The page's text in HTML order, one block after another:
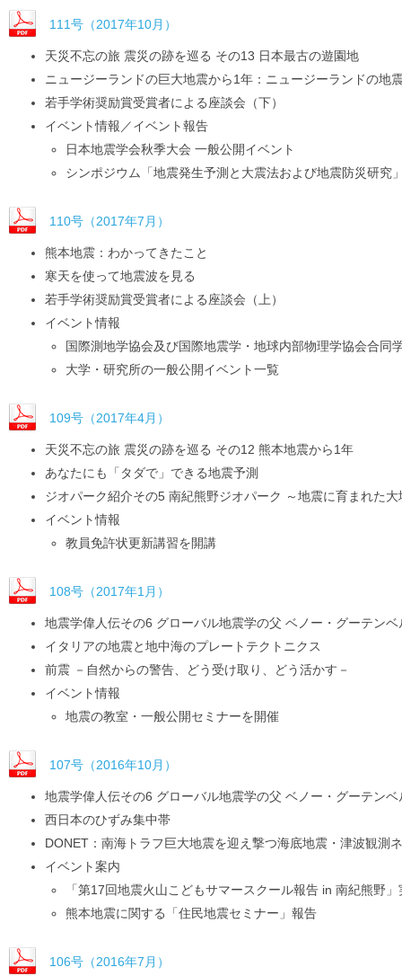
111号（2017年10月）
天災不忘の旅 震災の跡を巡る その13 日本最古の遊園地
ニュージーランドの巨大地震から1年：ニュージーランドの地
若手学術奨励賞受賞者による座談会（下）
イベント情報／イベント報告
日本地震学会秋季大会 一般公開イベント
シンポジウム「地震発生予測と大震法および地震防災研究
110号（2017年7月）
熊本地震：わかってきたこと
寒天を使って地震波を見る
若手学術奨励賞受賞者による座談会（上）
イベント情報
国際測地学協会及び国際地震学・地球内部物理学協会合同
大学・研究所の一般公開イベント一覧
109号（2017年4月）
天災不忘の旅 震災の跡を巡る その12 熊本地震から1年
あなたにも「タダで」できる地震予測
ジオパーク紹介その5 南紀熊野ジオパーク ～地震に育まれた大
イベント情報
教員免許状更新講習を開講
108号（2017年1月）
地震学偉人伝その6 グローバル地震学の父 ベノー・グーテン
イタリアの地震と地中海のプレートテクトニクス
前震 －自然からの警告、どう受け取り、どう活かす－
イベント情報
地震の教室・一般公開セミナーを開催
107号（2016年10月）
地震学偉人伝その6 グローバル地震学の父 ベノー・グーテン
西日本のひずみ集中帯
DONET：南海トラフ巨大地震を迎え撃つ海底地震・津波観測
イベント案内
「第17回地震火山こどもサマースクール報告 in 南紀熊野
熊本地震に関する「住民地震セミナー」報告
106号（2016年7月）